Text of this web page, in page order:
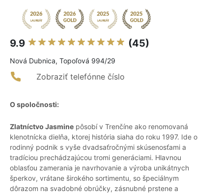
9.9 (45)
Nová Dubnica, Topoľová 994/29
Zobraziť telefónne číslo
O spoločnosti:
Zlatníctvo Jasmine pôsobí v Trenčíne ako renomovaná
klenotnícka dielňa, ktorej história siaha do roku 1997. Ide o
rodinný podnik s vyše dvadsaťročnými skúsenosťami a
tradíciou prechádzajúcou tromi generáciami. Hlavnou
oblasťou zamerania je navrhovanie a výroba unikátnych
šperkov, vrátane širokého sortimentu, so špeciálnym
dôrazom na svadobné obrúčky, zásnubné prstene a